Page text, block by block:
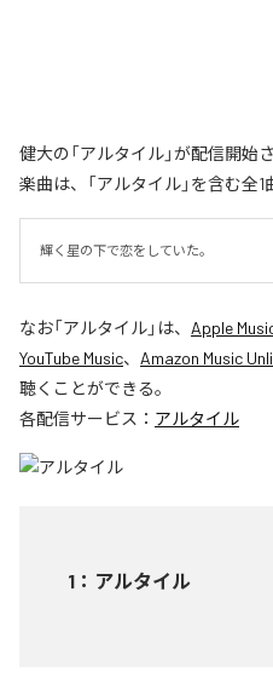
健大の「アルタイル」が配信開
楽曲は、「アルタイル」を含む全1
輝く星の下で恋をしていた。
なお「アルタイル」は、 Apple
YouTube Music、 Amazon Music
聴くことができる。
各配信サービス： アルタイル
1 ： アルタイル